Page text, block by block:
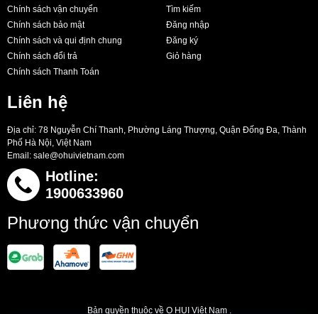
Chính sách vận chuyển
Chính sách bảo mật
Chính sách và qui định chung
Chính sách đổi trả
Chính sách Thanh Toán
Tìm kiếm
Đăng nhập
Đăng ký
Giỏ hàng
Liên hệ
Địa chỉ: 78 Nguyễn Chí Thanh, Phường Láng Thượng, Quận Đống Đa, Thành
Phố Hà Nội, Việt Nam
Email: sale@ohuivietnam.com
Hotline:
1900633960
Phương thức vận chuyển
Bản quyền thuộc về O HUI Việt Nam .